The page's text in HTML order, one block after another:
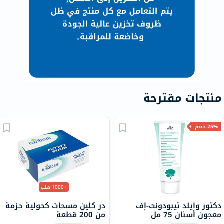
منتجات مقترحة
25% خصم
دكتور وايلد تيبودونت-إف
معجون أسنان 75 مل
+1000 طلب
در كلين مسحات كحولية حزمة
من 200 قطعة